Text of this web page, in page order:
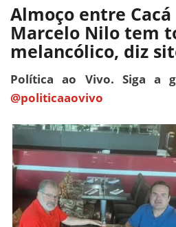
Almoço entre Cacá
Marcelo Nilo tem
melancólico, diz
Política ao Vivo. Siga a
@politicaaovivo